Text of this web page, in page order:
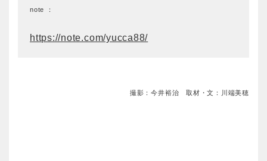
note ：
https://note.com/yucca88/
撮影：今井裕治 取材・文：川端美穂